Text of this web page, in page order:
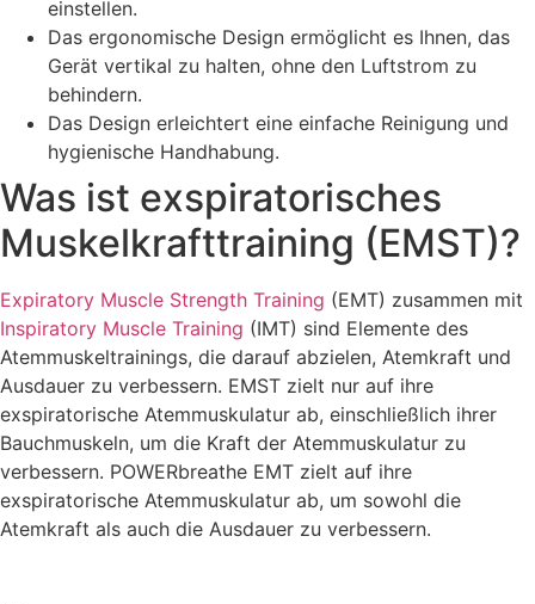
einstellen.
Das ergonomische Design ermöglicht es Ihnen, das
Gerät vertikal zu halten, ohne den Luftstrom zu
behindern.
Das Design erleichtert eine einfache Reinigung und
hygienische Handhabung.
Was ist exspiratorisches
Muskelkrafttraining (EMST)?
Expiratory Muscle Strength Training (EMT) zusammen mit
Inspiratory Muscle Training (IMT) sind Elemente des
Atemmuskeltrainings, die darauf abzielen, Atemkraft und
Ausdauer zu verbessern. EMST zielt nur auf ihre
exspiratorische Atemmuskulatur ab, einschließlich ihrer
Bauchmuskeln, um die Kraft der Atemmuskulatur zu
verbessern. POWERbreathe EMT zielt auf ihre
exspiratorische Atemmuskulatur ab, um sowohl die
Atemkraft als auch die Ausdauer zu verbessern.